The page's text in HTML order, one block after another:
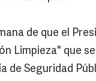
de que el
Limpieza" que
de Seguridad